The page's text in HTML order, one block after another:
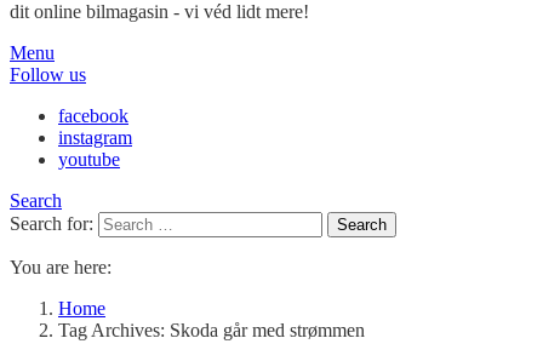
dit online bilmagasin - vi véd lidt mere!
Menu
Follow us
facebook
instagram
youtube
Search
Search for:
Search
You are here:
Home
Tag Archives: Skoda går med strømmen